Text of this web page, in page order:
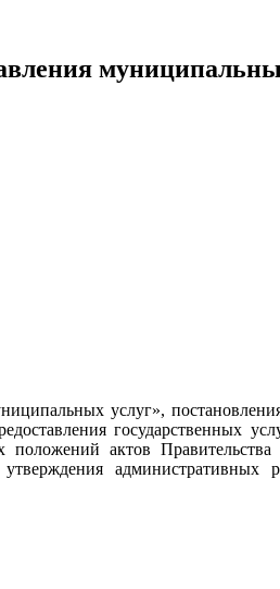
услуг»,
государственных
актов
административных